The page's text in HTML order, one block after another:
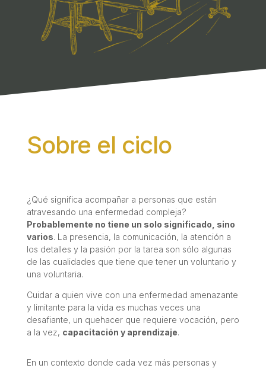
Sobre el ciclo
¿Qué significa acompañar a personas que están
atravesando una enfermedad compleja?
Probablemente no tiene un solo significado, sino
varios. La presencia, la comunicación, la atención a
los detalles y la pasión por la tarea son sólo algunas
de las cualidades que tiene que tener un voluntario y
una voluntaria.
Cuidar a quien vive con una enfermedad amenazante
y limitante para la vida es muchas veces una
desafiante, un quehacer que requiere vocación, pero
a la vez, capacitación y aprendizaje.
En un contexto donde cada vez más personas y